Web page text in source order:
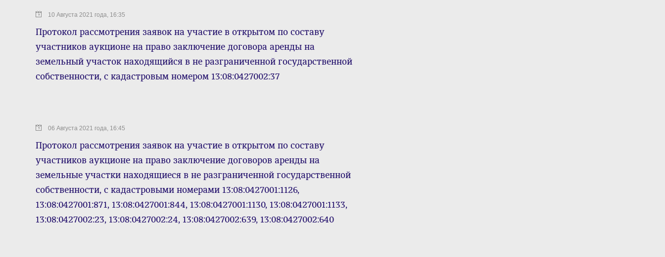
10 Августа 2021 года, 16:35
Протокол рассмотрения заявок на участие в открытом по составу
участников аукционе на право заключение договора аренды на
земельный участок находящийся в не разграниченной государственной
собственности, с кадастровым номером 13:08:0427002:37
06 Августа 2021 года, 16:45
Протокол рассмотрения заявок на участие в открытом по составу
участников аукционе на право заключение договоров аренды на
земельные участки находящиеся в не разграниченной государственной
собственности, с кадастровыми номерами 13:08:0427001:1126,
13:08:0427001:871, 13:08:0427001:844, 13:08:0427001:1130, 13:08:0427001:1133,
13:08:0427002:23, 13:08:0427002:24, 13:08:0427002:639, 13:08:0427002:640